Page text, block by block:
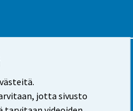
jotta sivusto